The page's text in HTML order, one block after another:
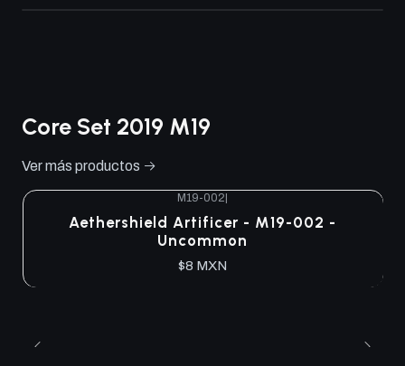
Core Set 2019 M19
Ver más productos
M19-002
Aethershield Artificer - M19-002 -
Uncommon
$8 MXN